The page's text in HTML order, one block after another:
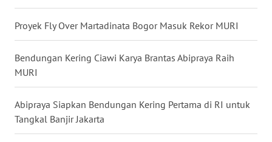
Proyek Fly Over Martadinata Bogor Masuk Rekor MURI
Bendungan Kering Ciawi Karya Brantas Abipraya Raih
MURI
Abipraya Siapkan Bendungan Kering Pertama di RI untuk
Tangkal Banjir Jakarta
RIAU
WN
SERAMBI
WN
JAMBI